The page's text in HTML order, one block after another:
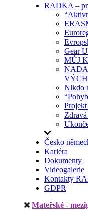
RADKA –
Gear
MŮJ
Nikdo
Česko
Kariéra
Dokumenty
Videogalerie
Kontakty
GDPR
Mateřské -